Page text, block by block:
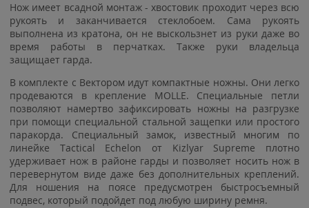
Нож имеет всадной монтаж - хвостовик проходит через всю
рукоять и заканчивается стеклобоем. Сама рукоять
выполнена из кратона, он не выскользнет из руки даже во
время работы в перчатках. Также руки владельца
защищает гарда.
В комплекте с Вектором идут компактные ножны. Они легко
продеваются в крепление MOLLE. Специальные петли
позволяют намертво зафиксировать ножны на разгрузке
при помощи специальной стальной защепки или простого
паракорда. Специальный замок, известный многим по
линейке Tactical Echelon от Kizlyar Supreme плотно
удерживает нож в районе гарды и позволяет носить нож в
перевернутом виде даже без дополнительных креплений.
Для ношения на поясе предусмотрен быстросъемный
подвес, который подойдет под любую ширину ремня.